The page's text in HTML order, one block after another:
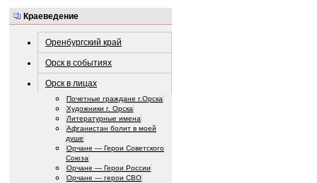
Краеведение
Оренбургский край
Орск в событиях
Орск в лицах
Почетные граждане г.Орска
Художники г. Орска
Литературные имена
Афганистан болит в моей
душе
Орчане — Герои Советского
Союза
Орчане — Герои России
Орчане — герои СВО